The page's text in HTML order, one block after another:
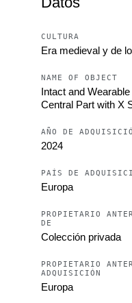
CULTURA
Era medieval y de
NAME OF OBJECT
Intact and
Central Part with X
AÑO DE
2024
PAÍS DE
Europa
PROPIETARIO
DE
Colección privada
PROPIETARIO
ADQUISICIÓN
Europa